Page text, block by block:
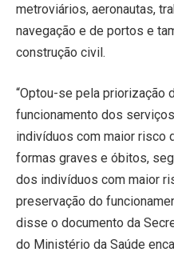
metroviários, aeronautas,
navegação e de portos e
construção civil.
“Optou-se pela priorização
funcionamento dos
indivíduos com maior risco
formas graves e óbitos,
dos indivíduos com maior
preservação do
disse o documento da
do Ministério da Saúde